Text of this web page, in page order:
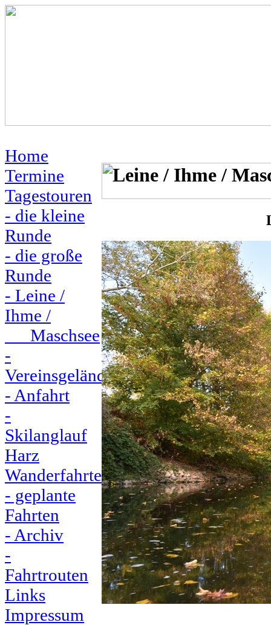
Home
Termine
Tagestouren
- die kleine
Runde
- die große
Runde
- Leine /
Ihme /
Maschsee
-
Vereinsgelände
- Anfahrt
-
Skilanglauf
Harz
Wanderfahrten
- geplante
Fahrten
- Archiv
-
Fahrtrouten
Links
Impressum